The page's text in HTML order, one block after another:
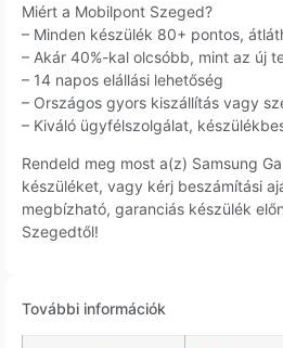
Miért a Mobilpont Szeged?
– Minden készülék 80+ pontos,
– Akár 40%-kal olcsóbb, mint az új
– 14 napos elállási lehetőség
– Országos gyors kiszállítás vagy
– Kiváló ügyfélszolgálat,
Rendeld meg most a(z) Samsung
készüléket, vagy kérj beszámítási
megbízható, garanciás készülék
Szegedtől!
További információk